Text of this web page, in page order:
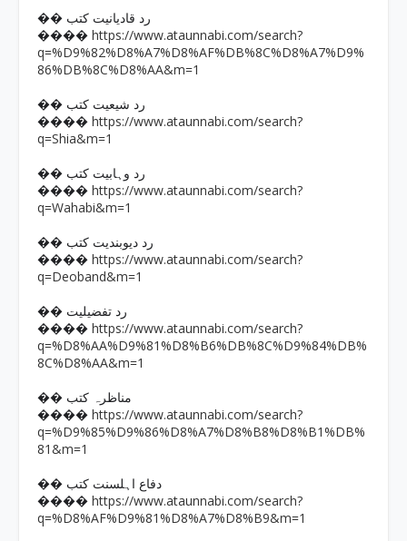
�� رد قادیانیت کتب
���� https://www.ataunnabi.com/search?
q=%D9%82%D8%A7%D8%AF%DB%8C%D8%A7%D9%
86%DB%8C%D8%AA&m=1
�� رد شیعیت کتب
���� https://www.ataunnabi.com/search?
q=Shia&m=1
�� رد وہابیت کتب
���� https://www.ataunnabi.com/search?
q=Wahabi&m=1
�� رد دیوبندیت کتب
���� https://www.ataunnabi.com/search?
q=Deoband&m=1
�� رد تفضیلیت
���� https://www.ataunnabi.com/search?
q=%D8%AA%D9%81%D8%B6%DB%8C%D9%84%DB%
8C%D8%AA&m=1
�� مناظرہ کتب
���� https://www.ataunnabi.com/search?
q=%D9%85%D9%86%D8%A7%D8%B8%D8%B1%DB%
81&m=1
�� دفاع اہلسنت کتب
���� https://www.ataunnabi.com/search?
q=%D8%AF%D9%81%D8%A7%D8%B9&m=1